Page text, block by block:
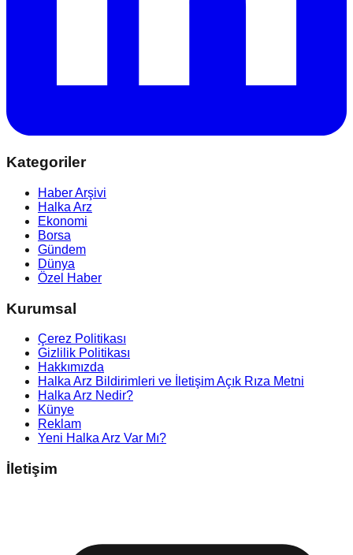
Kategoriler
Haber Arşivi
Halka Arz
Ekonomi
Borsa
Gündem
Dünya
Özel Haber
Kurumsal
Çerez Politikası
Gizlilik Politikası
Hakkımızda
Halka Arz Bildirimleri ve İletişim Açık Rıza Metni
Halka Arz Nedir?
Künye
Reklam
Yeni Halka Arz Var Mı?
İletişim